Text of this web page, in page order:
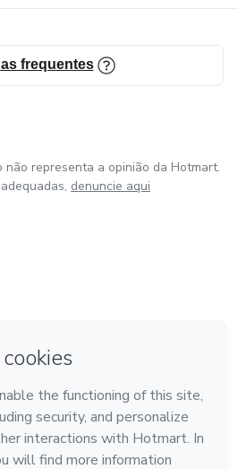
frequentes
representa a opinião da Hotmart.
denuncie aqui
México